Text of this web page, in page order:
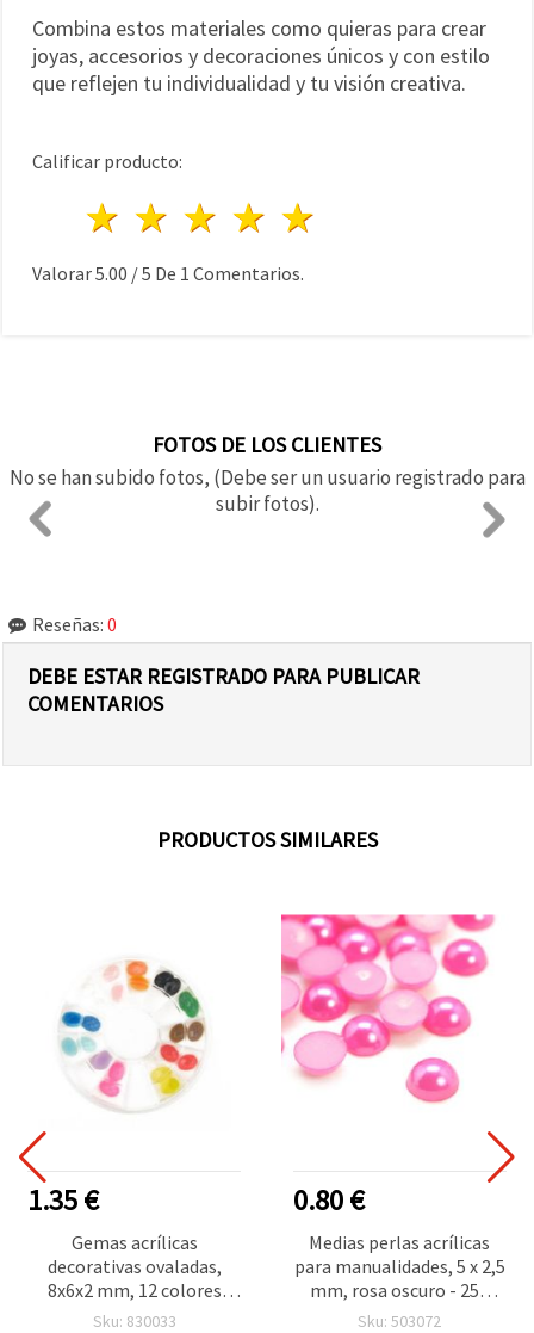
Combina estos materiales como quieras para crear
joyas, accesorios y decoraciones únicos y con estilo
que reflejen tu individualidad y tu visión creativa.
Calificar producto:
4 estrellas
3 estrellas
2 estrellas
1 estrella
Valorar5.00 /5 De 1 Comentarios.
FOTOS DE LOS CLIENTES
No se han subido fotos, (Debe ser un usuario registrado para
subir fotos).
Reseñas: 0
DEBE ESTAR REGISTRADO PARA PUBLICAR
COMENTARIOS
PRODUCTOS SIMILARES
1.35 €
Gemas acrílicas
decorativas ovaladas,
8x6x2 mm, 12 colores
mixtos en caja, ~24 uds
Sku: 830033
0.80 €
Medias perlas acrílicas
para manualidades, 5 x 2,5
mm, rosa oscuro - 250
piezas
Sku: 503072